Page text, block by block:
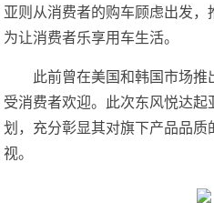
亚则从消费者的购车顾虑出发，
为让消费者乐享用车生活。
此前曾在美国和韩国市场推
受消费者欢迎。此次东风悦达起
划，充分彰显其对旗下产品品质
视。